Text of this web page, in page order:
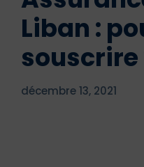
Liban :
souscrire
décembre 13, 2021